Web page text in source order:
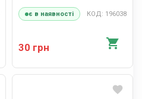
8 отв з. 150, 5 шт.
є в наявності КОД: 196038
30 грн